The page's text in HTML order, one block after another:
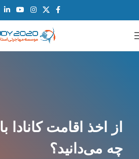
از اخذ اقامت کانادا
چه می‌دانید؟